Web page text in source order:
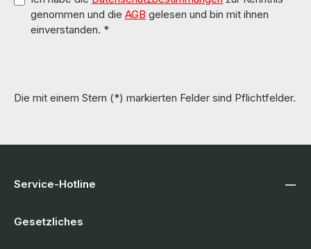
genommen und die AGB gelesen und bin mit ihnen
einverstanden. *
Die mit einem Stern (*) markierten Felder sind Pflichtfelder.
Service-Hotline
Gesetzliches